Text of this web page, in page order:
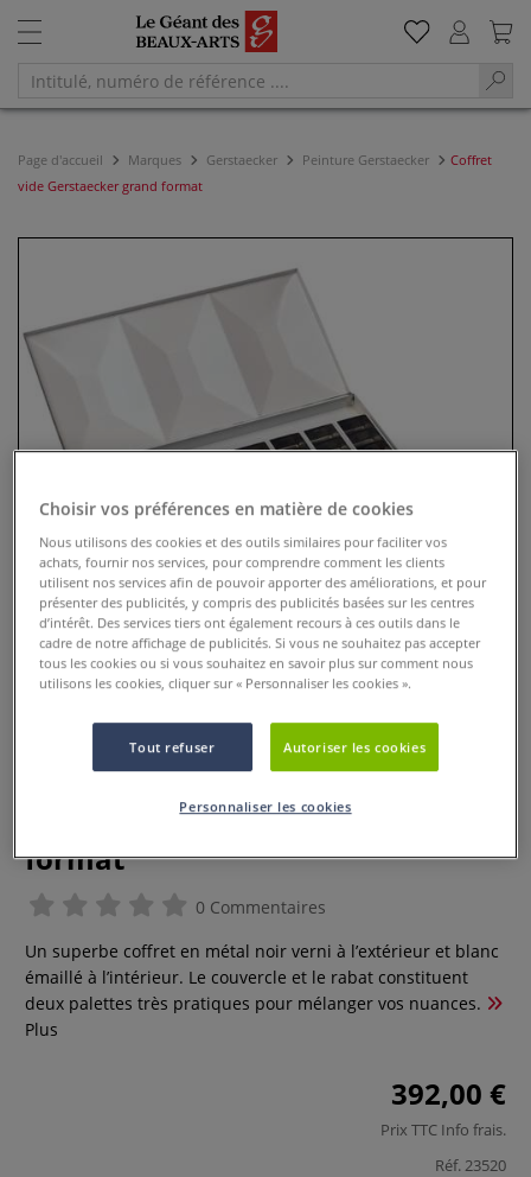
Page d'accueil Marques Gerstaecker Peinture Gerstaecker
Coffret
vide Gerstaecker grand format
Coffret vide Gerstaecker grand
format
0 Commentaires
Un superbe coffret en métal noir verni à l’extérieur et blanc
émaillé à l’intérieur. Le couvercle et le rabat constituent
deux palettes très pratiques pour mélanger vos nuances.
Plus
392,00 €
Prix TTC Info frais.
Réf.23520
Choisir vos préférences en matière de cookies
Nous utilisons des cookies et des outils similaires pour faciliter vos
achats, fournir nos services, pour comprendre comment les clients
utilisent nos services afin de pouvoir apporter des améliorations, et pour
présenter des publicités, y compris des publicités basées sur les centres
d’intérêt. Des services tiers ont également recours à ces outils dans le
cadre de notre affichage de publicités. Si vous ne souhaitez pas accepter
tous les cookies ou si vous souhaitez en savoir plus sur comment nous
utilisons les cookies, cliquer sur « Personnaliser les cookies ».
Tout refuser Autoriser les cookies
Personnaliser les cookies